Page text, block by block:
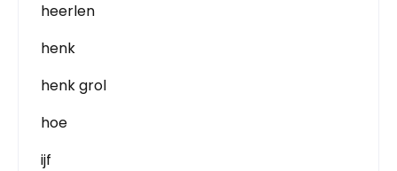
heerlen
henk
henk grol
hoe
ijf